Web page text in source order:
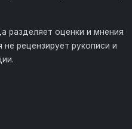
разделяет оценки и мнения
рецензирует рукописи и